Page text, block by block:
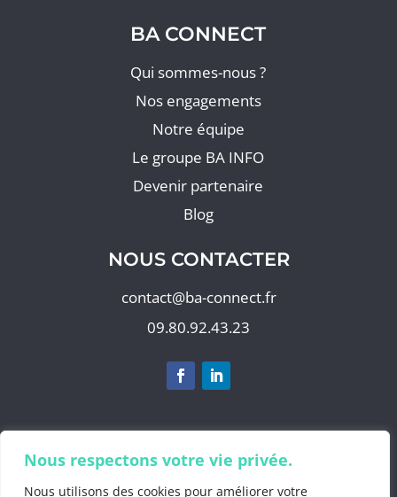
Nous respectons votre vie privée.
Nous utilisons des cookies pour améliorer votre
BA CONNECT
Qui sommes-nous ?
Nos engagements
Notre équipe
Le groupe BA INFO
Devenir partenaire
Blog
NOUS CONTACTER
contact@ba-connect.fr
09.80.92.43.23
S'abonner à notre newsletter